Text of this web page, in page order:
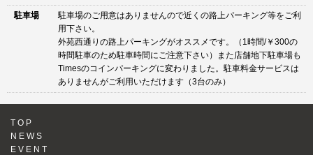
駐車場
駐車場のご用意はありませんので近くの路上パーキング等をご利
用下さい。
外苑西通りの路上パーキングがオススメです。（1時間/￥300の
時間駐車のため駐車時間にご注意下さい）また店舗地下駐車場も
Timesのコインパーキングに変わりました。駐車料金サービスは
ありませんがご利用いただけます（3台のみ）
TOP
NEWS
EVENT